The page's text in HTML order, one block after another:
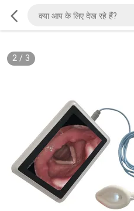
2/ 3